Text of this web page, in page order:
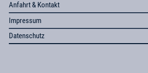
Anfahrt & Kontakt
Impressum
Datenschutz